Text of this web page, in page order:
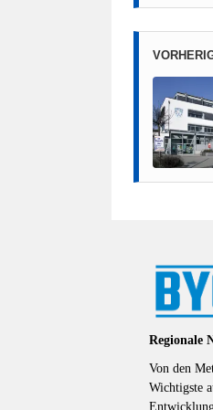
Regionale
Von den
Wichtigste